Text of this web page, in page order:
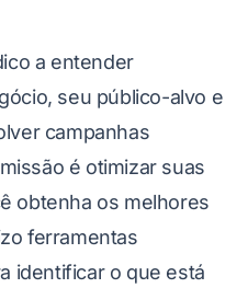
a entender
seu público-alvo e
campanhas
é otimizar suas
obtenha os melhores
ferramentas
identificar o que está